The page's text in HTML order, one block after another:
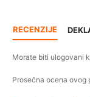
RECENZIJE
Morate biti ulogovani
Prosečna ocena ovog